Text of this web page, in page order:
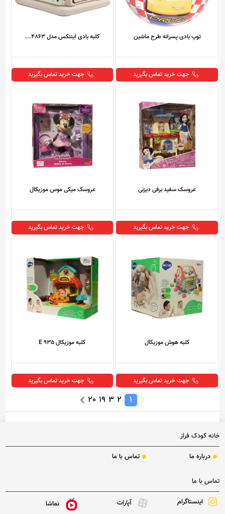
توپ بادی پسرانه طرح ماشین
جهت خرید تماس بگیرید
کلبه بادی اینتکس مدل 4863...
جهت خرید تماس بگیرید
عروسک سفید برفی دیزنی
جهت خرید تماس بگیرید
عروسک میکی موس موزیکال
جهت خرید تماس بگیرید
کلبه هوش موزیکال
جهت خرید تماس بگیرید
کلبه موزیکال E 935
جهت خرید تماس بگیرید
1
2
3
19
20
خانه کودک فراز
درباره ما تماس با ما
تماس با ما
اینستاگرام آپارات نماشا